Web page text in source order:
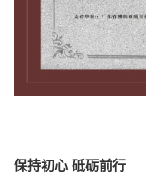
保持初心 砥砺前行